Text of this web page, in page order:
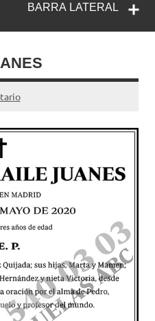
BARRA LATERAL